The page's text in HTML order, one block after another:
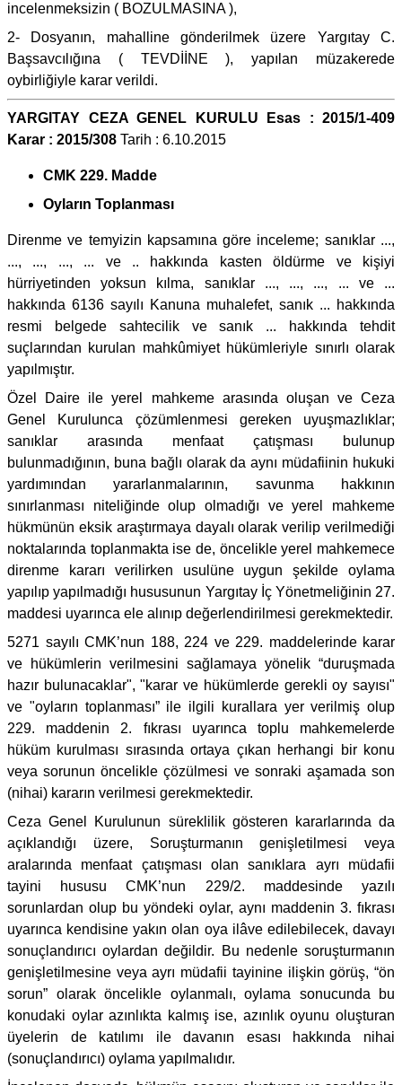
incelenmeksizin ( BOZULMASINA ),
2- Dosyanın, mahalline gönderilmek üzere Yargıtay C.
Başsavcılığına ( TEVDİİNE ), yapılan müzakerede
oybirliğiyle karar verildi.
YARGITAY CEZA GENEL KURULU Esas : 2015/1-409
Karar : 2015/308 Tarih : 6.10.2015
CMK 229. Madde
Oyların Toplanması
Direnme ve temyizin kapsamına göre inceleme; sanıklar ...,
..., ..., ..., ... ve .. hakkında kasten öldürme ve kişiyi
hürriyetinden yoksun kılma, sanıklar ..., ..., ..., ... ve ...
hakkında 6136 sayılı Kanuna muhalefet, sanık ... hakkında
resmi belgede sahtecilik ve sanık ... hakkında tehdit
suçlarından kurulan mahkûmiyet hükümleriyle sınırlı olarak
yapılmıştır.
Özel Daire ile yerel mahkeme arasında oluşan ve Ceza
Genel Kurulunca çözümlenmesi gereken uyuşmazlıklar;
sanıklar arasında menfaat çatışması bulunup
bulunmadığının, buna bağlı olarak da aynı müdafiinin hukuki
yardımından yararlanmalarının, savunma hakkının
sınırlanması niteliğinde olup olmadığı ve yerel mahkeme
hükmünün eksik araştırmaya dayalı olarak verilip verilmediği
noktalarında toplanmakta ise de, öncelikle yerel mahkemece
direnme kararı verilirken usulüne uygun şekilde oylama
yapılıp yapılmadığı hususunun Yargıtay İç Yönetmeliğinin 27.
maddesi uyarınca ele alınıp değerlendirilmesi gerekmektedir.
5271 sayılı CMK’nun 188, 224 ve 229. maddelerinde karar
ve hükümlerin verilmesini sağlamaya yönelik “duruşmada
hazır bulunacaklar", "karar ve hükümlerde gerekli oy sayısı"
ve "oyların toplanması” ile ilgili kurallara yer verilmiş olup
229. maddenin 2. fıkrası uyarınca toplu mahkemelerde
hüküm kurulması sırasında ortaya çıkan herhangi bir konu
veya sorunun öncelikle çözülmesi ve sonraki aşamada son
(nihai) kararın verilmesi gerekmektedir.
Ceza Genel Kurulunun süreklilik gösteren kararlarında da
açıklandığı üzere, Soruşturmanın genişletilmesi veya
aralarında menfaat çatışması olan sanıklara ayrı müdafii
tayini hususu CMK’nun 229/2. maddesinde yazılı
sorunlardan olup bu yöndeki oylar, aynı maddenin 3. fıkrası
uyarınca kendisine yakın olan oya ilâve edilebilecek, davayı
sonuçlandırıcı oylardan değildir. Bu nedenle soruşturmanın
genişletilmesine veya ayrı müdafii tayinine ilişkin görüş, “ön
sorun” olarak öncelikle oylanmalı, oylama sonucunda bu
konudaki oylar azınlıkta kalmış ise, azınlık oyunu oluşturan
üyelerin de katılımı ile davanın esası hakkında nihai
(sonuçlandırıcı) oylama yapılmalıdır.